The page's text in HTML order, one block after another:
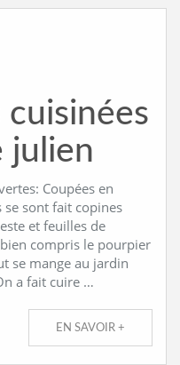
julien
Coupées en
se sont fait copines
et feuilles de
compris le pourpier
se mange au jardin
a fait cuire …
EN SAVOIR +